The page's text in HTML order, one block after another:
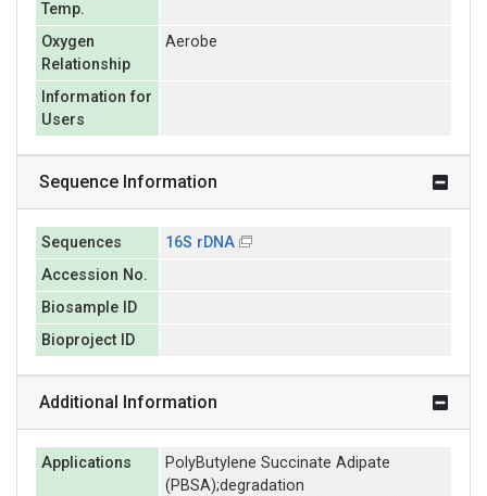
Temp.
Oxygen
Relationship
Aerobe
Information for
Users
Sequence Information
Sequences
16S rDNA
Accession No.
Biosample ID
Bioproject ID
Additional Information
Applications
PolyButylene Succinate Adipate
(PBSA);degradation